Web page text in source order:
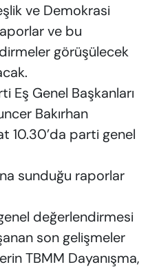
ve Demokrasi
ve bu
görüşülecek
Eş Genel Başkanları
Bakırhan
10.30’da parti genel
sunduğu raporlar
değerlendirmesi
son gelişmeler
TBMM Dayanışma,